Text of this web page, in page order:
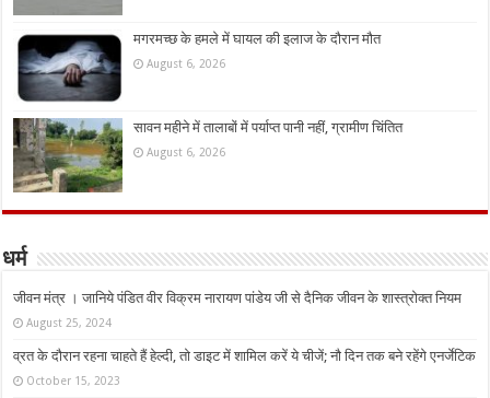
मगरमच्छ के हमले में घायल की इलाज के दौरान मौत
August 6, 2026
सावन महीने में तालाबों में पर्याप्त पानी नहीं, ग्रामीण चिंतित
August 6, 2026
धर्म
जीवन मंत्र । जानिये पंडित वीर विक्रम नारायण पांडेय जी से दैनिक जीवन के शास्त्रोक्त नियम
August 25, 2024
व्रत के दौरान रहना चाहते हैं हेल्दी, तो डाइट में शामिल करें ये चीजें; नौ दिन तक बने रहेंगे एनर्जेटिक
October 15, 2023